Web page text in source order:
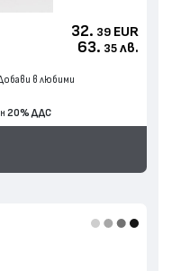
32. 39 EUR
63. 35 лв.
в любими
20% ДДС